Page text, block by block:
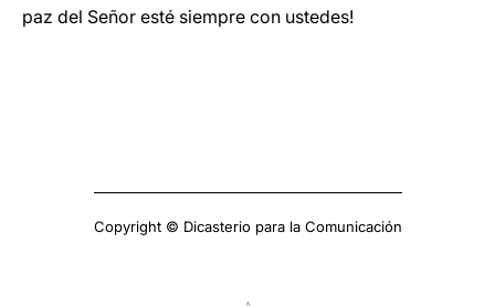
paz del Señor esté siempre con ustedes!
Copyright © Dicasterio para la Comunicación